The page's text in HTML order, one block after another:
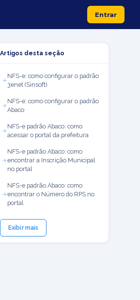
Entrar
Artigos desta seção
NFS-e: como configurar o padrão
3enet (Sinsoft)
NFS-e: como configurar o padrão
Abaco
NFS-e padrão Abaco: como
acessar o portal da prefeitura
NFS-e padrão Abaco: como
encontrar a Inscrição Municipal
no portal
NFS-e padrão Abaco: como
encontrar o Número do RPS no
portal
Exibir mais